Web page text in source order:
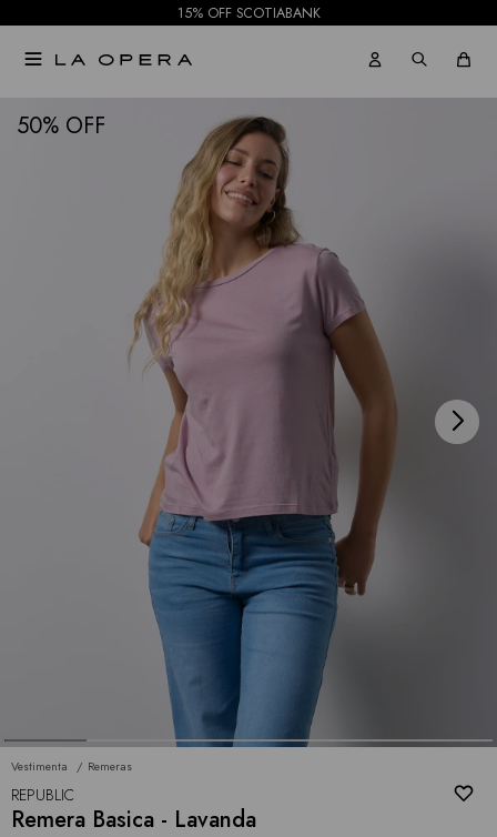
15% OFF SCOTIABANK

50
Vestimenta Remeras
REPUBLIC
Remera Basica - Lavanda
NOTIFICARME